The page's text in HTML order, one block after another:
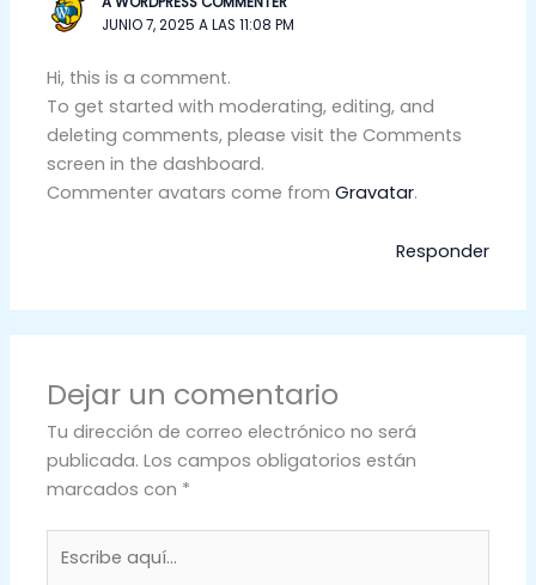
JUNIO 7, 2025 A LAS 11:08 PM
Hi, this is a comment.
To get started with moderating, editing, and
deleting comments, please visit the Comments
screen in the dashboard.
Commenter avatars come fromGravatar.
Responder
Dejar un comentario
Tu dirección de correo electrónico no será
publicada. Los campos obligatorios están
marcados con *
aquí...